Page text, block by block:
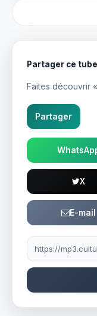
Partager ce tube
Faites découvrir
Partager
X
E-mail
Lien à partager